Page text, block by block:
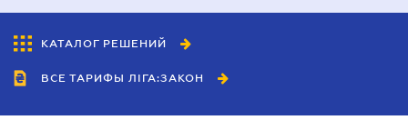
КАТАЛОГ РЕШЕНИЙ
ВСЕ ТАРИФЫ ЛІГА:ЗАКОН